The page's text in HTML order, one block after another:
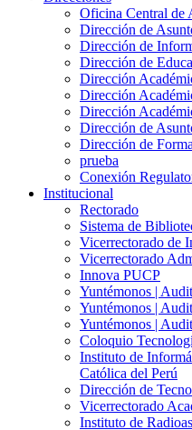
Oficina Central de
Dirección de
Dirección de
Dirección de
Dirección
Dirección
Dirección
Dirección de
Dirección de
prueba
Conexión
Institucional
Rectorado
Sistema de
Vicerrectorado de
Vicerrectorado
Innova PUCP
Yuntémonos |
Yuntémonos |
Yuntémonos |
Coloquio
Instituto de
Católica del Perú
Dirección de
Vicerrectorado
Instituto de